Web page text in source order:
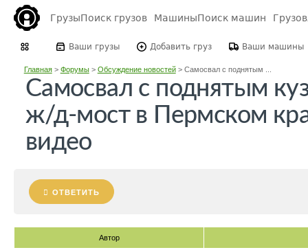
ГрузыПоиск грузов МашиныПоиск машин
Ваши грузы Добавить груз Ваши машины
Главная> Форумы> Обсуждение новостей> Самосвал с поднятым ...
Самосвал с поднятым
ж/д-мост в Пермском
видео
ОТВЕТИТЬ
Автор